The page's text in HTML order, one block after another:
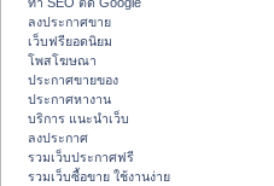
ลงประกาศขาย
เว็บฟรียอดนิยม
โพสโฆษณา
ประกาศขายของ
ประกาศหางาน
บริการ แนะนำเว็บ
ลงประกาศ
รวมเว็บประกาศฟรี
รวมเว็บซื้อขาย ใช้งานง่าย